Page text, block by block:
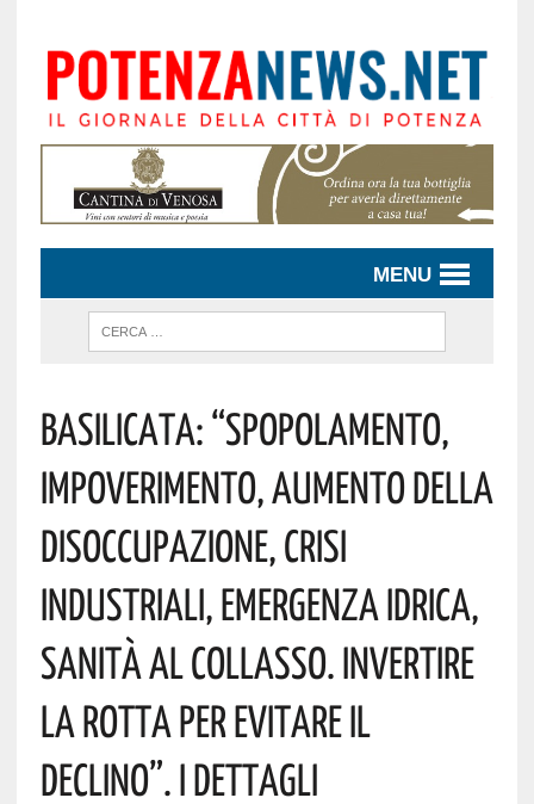
MENU
Basilicata: “spopolamento,
Impoverimento, Aumento Della
Disoccupazione, Crisi
Industriali, Emergenza Idrica,
Sanità Al Collasso. Invertire
La Rotta Per Evitare Il
Declino”. I Dettagli